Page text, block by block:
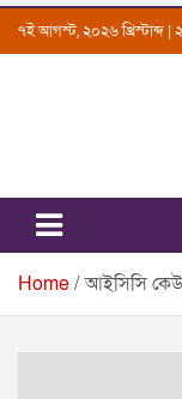
Skip৭ই আগস্ট, ২০২৬ খ্রিস্টাব্দ |
News Portal
Home আইসিসি